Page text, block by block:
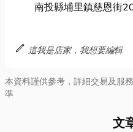
南投縣埔里鎮慈恩街
edit 這我是店家，我想要編輯
本資料謹供參考，詳細交易及服
準
文